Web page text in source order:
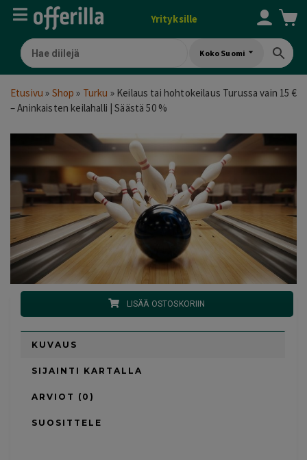
Yrityksille
Koko Suomi
Etusivu » Shop » Turku » Keilaus tai hohtokeilaus Turussa vain 15 €
– Aninkaisten keilahalli | Säästä 50 %
LISÄÄ OSTOSKORIIN
KUVAUS
SIJAINTI KARTALLA
ARVIOT (0)
SUOSITTELE